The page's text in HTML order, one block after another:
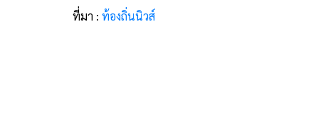
ที่มา : ท้องถิ่นนิวส์